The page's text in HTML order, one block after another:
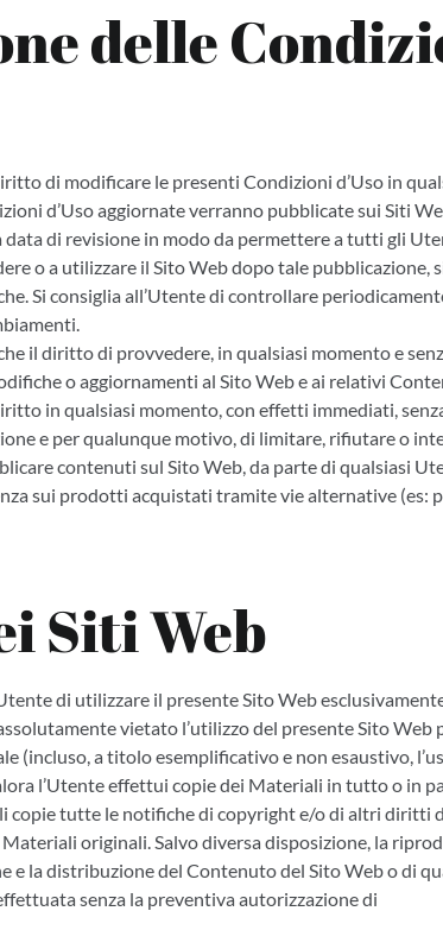
delle
di modificare le presenti Condizioni d’Uso in
d’Uso aggiornate verranno pubblicate sui Siti
di revisione in modo da permettere a tutti gli
o a utilizzare il Sito Web dopo tale pubblicazione,
Si consiglia all’Utente di controllare
il diritto di provvedere, in qualsiasi momento e
o aggiornamenti al Sito Web e ai relativi
in qualsiasi momento, con effetti immediati,
e per qualunque motivo, di limitare, rifiutare o
contenuti sul Sito Web, da parte di qualsiasi
sui prodotti acquistati tramite vie alternative (es:
Siti Web
di utilizzare il presente Sito Web
vietato l’utilizzo del presente Sito Web
(incluso, a titolo esemplificativo e non esaustivo,
l’Utente effettui copie dei Materiali in tutto o in
copie tutte le notifiche di copyright e/o di altri diritti
originali. Salvo diversa disposizione, la
e la distribuzione del Contenuto del Sito Web o di
senza la preventiva autorizzazione di